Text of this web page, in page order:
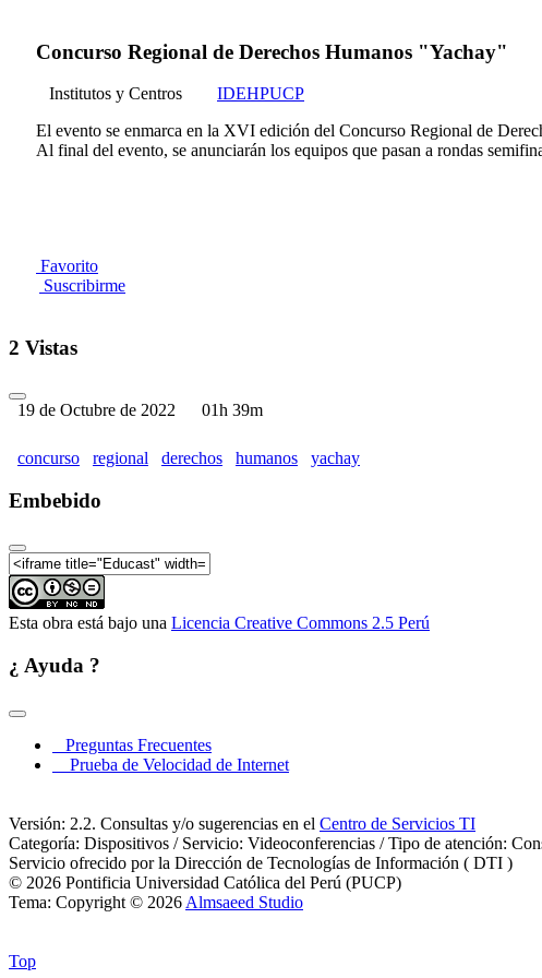
Concurso Regional de Derechos Humanos "Yachay"
Institutos y Centros
IDEHPUCP
El evento se enmarca en la XVI edición del Concurso Regional de
Al final del evento, se anunciarán los equipos que pasan a rondas
Favorito
Suscribirme
2 Vistas
19 de Octubre de 2022 01h 39m
concurso regional derechos humanos yachay
Embebido
Esta obra está bajo una Licencia Creative Commons 2.5 Perú
¿ Ayuda ?
Preguntas Frecuentes
Prueba de Velocidad de Internet
Versión: 2.2. Consultas y/o sugerencias en el Centro de Servicios TI
Categoría: Dispositivos / Servicio: Videoconferencias / Tipo de atención:
Servicio ofrecido por la Dirección de Tecnologías de Información ( DTI )
© 2026 Pontificia Universidad Católica del Perú (PUCP)
Tema: Copyright © 2026 Almsaeed Studio
Top